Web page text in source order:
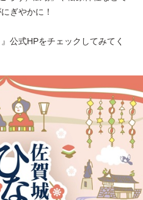
ぎやかに！
公式HPをチェックしてみてく